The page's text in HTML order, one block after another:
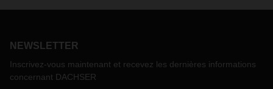
lithium, elles doivent réussir certains tests. Ces tests
d'autres influences pouvant survenir pendant le transport.
Le 1er janvier 2020, des exigences plus strictes pour les
piles et batteries au lithium entreront en vigueur pour tous
NEWSLETTER
Inscrivez-vous maintenant et recevez les dernières informations
concernant DACHSER